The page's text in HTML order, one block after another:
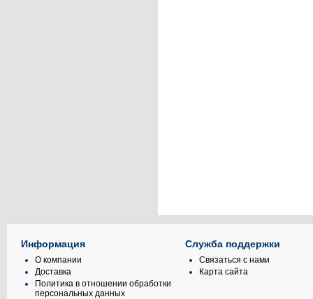
Информация
О компании
Доставка
Политика в отношении обработки
персональных данных
Служба поддержки
Связаться с нами
Карта сайта